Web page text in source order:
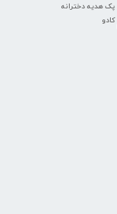
پک هدیه دخترانه
کادو